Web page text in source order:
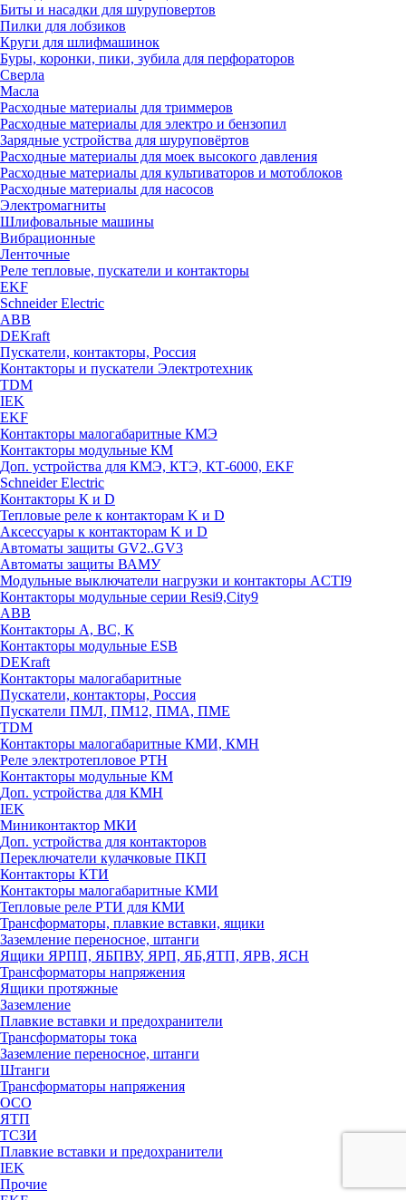
Биты и насадки для шуруповертов
Пилки для лобзиков
Круги для шлифмашинок
Буры, коронки, пики, зубила для перфораторов
Сверла
Масла
Расходные материалы для триммеров
Расходные материалы для электро и бензопил
Зарядные устройства для шуруповёртов
Расходные материалы для моек высокого давления
Расходные материалы для культиваторов и мотоблоков
Расходные материалы для насосов
Электромагниты
Шлифовальные машины
Вибрационные
Ленточные
Реле тепловые, пускатели и контакторы
EKF
Schneider Electric
ABB
DEKraft
Пускатели, контакторы, Россия
Контакторы и пускатели Электротехник
TDM
IEK
EKF
Контакторы малогабаритные КМЭ
Контакторы модульные КМ
Доп. устройства для КМЭ, КТЭ, КТ-6000, EKF
Schneider Electric
Контакторы К и D
Тепловые реле к контакторам K и D
Аксессуары к контакторам K и D
Автоматы защиты GV2..GV3
Автоматы защиты ВАМУ
Модульные выключатели нагрузки и контакторы ACTI9
Контакторы модульные серии Resi9,City9
ABB
Контакторы А, ВС, К
Контакторы модульные ESB
DEKraft
Контакторы малогабаритные
Пускатели, контакторы, Россия
Пускатели ПМЛ, ПМ12, ПМА, ПМЕ
TDM
Контакторы малогабаритные КМИ, КМН
Реле электротепловое РТН
Контакторы модульные КМ
Доп. устройства для КМН
IEK
Миниконтактор МКИ
Доп. устройства для контакторов
Переключатели кулачковые ПКП
Контакторы КТИ
Контакторы малогабаритные КМИ
Тепловые реле РTИ для КМИ
Трансформаторы, плавкие вставки, ящики
Заземление переносное, штанги
Ящики ЯРПП, ЯБПВУ, ЯРП, ЯБ,ЯТП, ЯРВ, ЯСН
Трансформаторы напряжения
Ящики протяжные
Заземление
Плавкие вставки и предохранители
Трансформаторы тока
Заземление переносное, штанги
Штанги
Трансформаторы напряжения
ОСО
ЯТП
ТСЗИ
Плавкие вставки и предохранители
IEK
Прочие